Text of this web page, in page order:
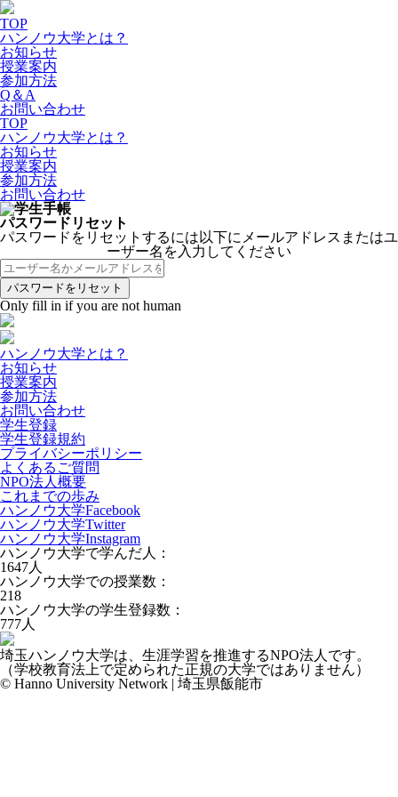
TOP
ハンノウ大学とは？
お知らせ
授業案内
参加方法
Q＆A
お問い合わせ
TOP
ハンノウ大学とは？
お知らせ
授業案内
参加方法
お問い合わせ
パスワードリセット
パスワードをリセットするには以下にメールアドレスまたはユ
ーザー名を入力してください
Only fill in if you are not human
ハンノウ大学とは？
お知らせ
授業案内
参加方法
お問い合わせ
学生登録
学生登録規約
プライバシーポリシー
よくあるご質問
NPO法人概要
これまでの歩み
ハンノウ大学Facebook
ハンノウ大学Twitter
ハンノウ大学Instagram
ハンノウ大学で学んだ人：
1647人
ハンノウ大学での授業数：
218
ハンノウ大学の学生登録数：
777人
埼玉ハンノウ大学は、生涯学習を推進するNPO法人です。
（学校教育法上で定められた正規の大学ではありません）
© Hanno University Network | 埼玉県飯能市